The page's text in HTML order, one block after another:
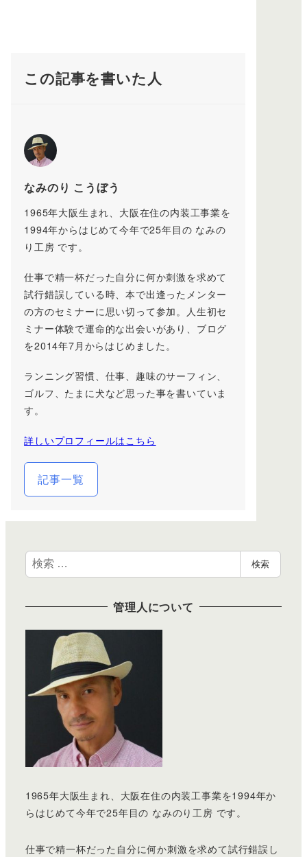
この記事を書いた人
なみのり こうぼう
1965年大阪生まれ、大阪在住の内装工事業を
1994年からはじめて今年で25年目の なみの
り工房 です。
仕事で精一杯だった自分に何か刺激を求めて
試行錯誤している時、本で出逢ったメンター
の方のセミナーに思い切って参加。人生初セ
ミナー体験で運命的な出会いがあり、ブログ
を2014年7月からはじめました。
ランニング習慣、仕事、趣味のサーフィン、
ゴルフ、たまに犬など思った事を書いていま
す。
詳しいプロフィールはこちら
記事一覧
検
索
検索
管理人について
1965年大阪生まれ、大阪在住の内装工事業を1994年か
らはじめて今年で25年目の なみのり工房 です。
仕事で精一杯だった自分に何か刺激を求めて試行錯誤し